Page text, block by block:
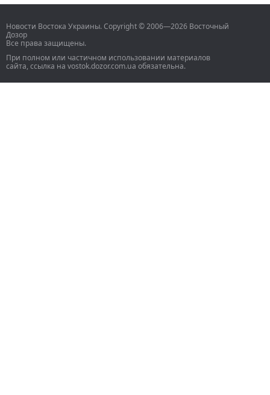
Новости Востока Украины. Copyright © 2006—2026 Восточный
Дозор
Все права защищены.
При полном или частичном использовании материалов
сайта, ссылка на vostok.dozor.com.ua обязательна.